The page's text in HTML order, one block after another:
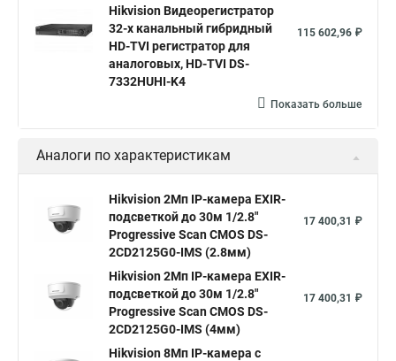
Hikvision ds 2cd1148 hikvision ds 2cd1148 i b
hikvision ds 2cd2042wd i Видеокамера hikvision
Видеокамеры hikvision ds
Камера Hikvision ds 2ce16d8t
Видеокамера hikvision hiwatch
Камера Hikvision ds 2cd2442fwd
Уличная камера Hikvision ip camera
Hikvision поворотная камера Hikvision купольная
Нikvision микрофон Hikvision поворотная
Hikvision порты
Hikvision Видеорегистратор
32-х канальный гибридный
HD-TVI регистратор для
аналоговых, HD-TVI DS-
7332HUHI-K4
115 602,96 ₽
Показать больше
Аналоги по характеристикам
Hikvision 2Мп IP-камера EXIR-
подсветкой до 30м 1/2.8"
Progressive Scan CMOS DS-
2CD2125G0-IMS (2.8мм)
17 400,31 ₽
Hikvision 2Мп IP-камера EXIR-
подсветкой до 30м 1/2.8"
Progressive Scan CMOS DS-
2CD2125G0-IMS (4мм)
17 400,31 ₽
Hikvision 8Мп IP-камера с